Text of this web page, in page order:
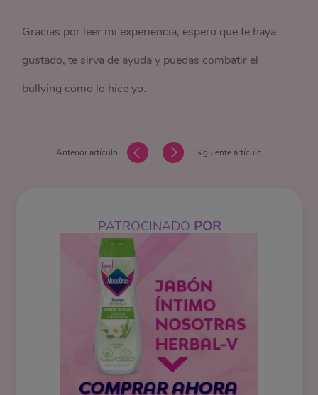
Gracias por leer mi experiencia, espero que te haya
gustado, te sirva de ayuda y puedas combatir el
bullying como lo hice yo.
Anterior artículo Siguiente artículo
PATROCINADO POR